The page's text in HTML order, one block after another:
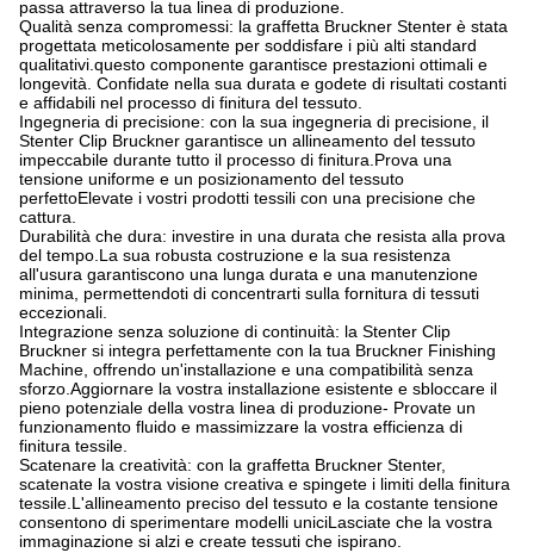
passa attraverso la tua linea di produzione.
Qualità senza compromessi: la graffetta Bruckner Stenter è stata
progettata meticolosamente per soddisfare i più alti standard
qualitativi.questo componente garantisce prestazioni ottimali e
longevità. Confidate nella sua durata e godete di risultati costanti
e affidabili nel processo di finitura del tessuto.
Ingegneria di precisione: con la sua ingegneria di precisione, il
Stenter Clip Bruckner garantisce un allineamento del tessuto
impeccabile durante tutto il processo di finitura.Prova una
tensione uniforme e un posizionamento del tessuto
perfettoElevate i vostri prodotti tessili con una precisione che
cattura.
Durabilità che dura: investire in una durata che resista alla prova
del tempo.La sua robusta costruzione e la sua resistenza
all'usura garantiscono una lunga durata e una manutenzione
minima, permettendoti di concentrarti sulla fornitura di tessuti
eccezionali.
Integrazione senza soluzione di continuità: la Stenter Clip
Bruckner si integra perfettamente con la tua Bruckner Finishing
Machine, offrendo un'installazione e una compatibilità senza
sforzo.Aggiornare la vostra installazione esistente e sbloccare il
pieno potenziale della vostra linea di produzione- Provate un
funzionamento fluido e massimizzare la vostra efficienza di
finitura tessile.
Scatenare la creatività: con la graffetta Bruckner Stenter,
scatenate la vostra visione creativa e spingete i limiti della finitura
tessile.L'allineamento preciso del tessuto e la costante tensione
consentono di sperimentare modelli uniciLasciate che la vostra
immaginazione si alzi e create tessuti che ispirano.